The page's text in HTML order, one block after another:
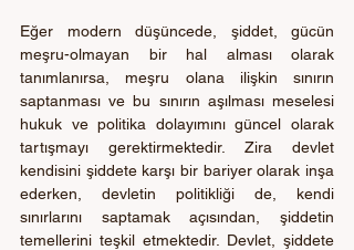
Eğer modern düşüncede, şiddet, gücün
meşru-olmayan bir hal alması olarak
tanımlanırsa, meşru olana ilişkin sınırın
saptanması ve bu sınırın aşılması meselesi
hukuk ve politika dolayımını güncel olarak
tartışmayı gerektirmektedir. Zira devlet
kendisini şiddete karşı bir bariyer olarak inşa
ederken, devletin politikliği de, kendi
sınırlarını saptamak açısından, şiddetin
temellerini teşkil etmektedir. Devlet, şiddete